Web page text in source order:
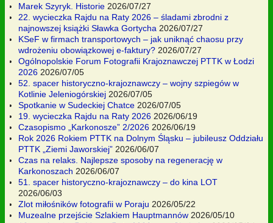
Marek Szyryk. Historie 2026/07/27
22. wycieczka Rajdu na Raty 2026 – śladami zbrodni z
najnowszej książki Sławka Gortycha 2026/07/27
KSeF w firmach transportowych – jak uniknąć chaosu przy
wdrożeniu obowiązkowej e-faktury? 2026/07/27
Ogólnopolskie Forum Fotografii Krajoznawczej PTTK w Łodzi
2026 2026/07/05
52. spacer historyczno-krajoznawczy – wojny szpiegów w
Kotlinie Jeleniogórskiej 2026/07/05
Spotkanie w Sudeckiej Chatce 2026/07/05
19. wycieczka Rajdu na Raty 2026 2026/06/19
Czasopismo „Karkonosze” 2/2026 2026/06/19
Rok 2026 Rokiem PTTK na Dolnym Śląsku – jubileusz Oddziału
PTTK „Ziemi Jaworskiej” 2026/06/07
Czas na relaks. Najlepsze sposoby na regenerację w
Karkonoszach 2026/06/07
51. spacer historyczno-krajoznawczy – do kina LOT
2026/06/03
Zlot miłośników fotografii w Poraju 2026/05/22
Muzealne przejście Szlakiem Hauptmannów 2026/05/10